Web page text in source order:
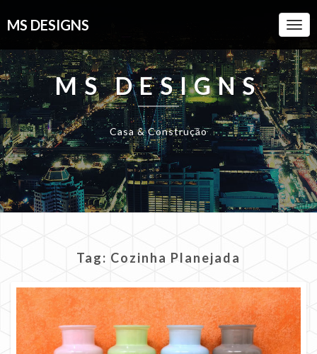
MS DESIGNS
MS DESIGNS
Casa & Construção
Tag: Cozinha Planejada